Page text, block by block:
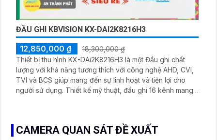
ĐẦU GHI KBVISION KX-DAI2K8216H3
12,850,000 ₫
18,300,000 ₫
Thiết bị thu hình KX-DAi2K8216H3 là một Đầu ghi chất
lượng với khả năng tương thích với công nghệ AHD, CVI,
TVI và BCS giúp mang đến sự linh hoạt và tiện lợi cho
người sử dụng. Thiết kế mỹ thuật, đầu ghi 16 kênh mang
CAMERA QUAN SÁT ĐỀ XUẤT